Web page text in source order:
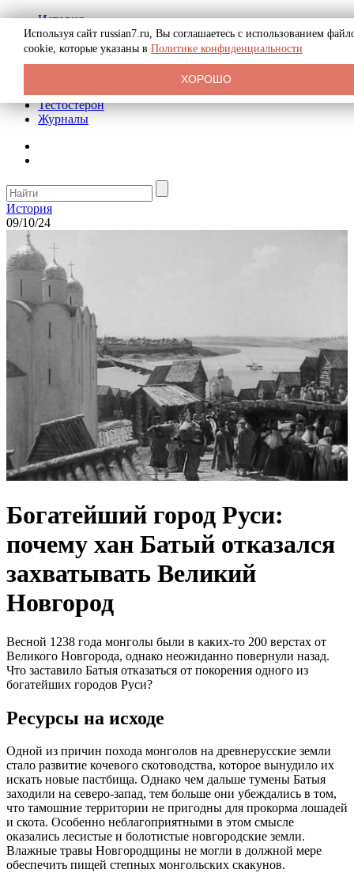
История
Биография
Криминал
Реклама на сайте
Тестостерон
Журналы
История
09/10/24
Богатейший город Руси:
почему хан Батый отказался
захватывать Великий
Новгород
Весной 1238 года монголы были в каких-то 200 верстах от
Великого Новгорода, однако неожиданно повернули назад.
Что заставило Батыя отказаться от покорения одного из
богатейших городов Руси?
Ресурсы на исходе
Одной из причин похода монголов на древнерусские земли
стало развитие кочевого скотоводства, которое вынудило их
искать новые пастбища. Однако чем дальше тумены Батыя
заходили на северо-запад, тем больше они убеждались в том,
что тамошние территории не пригодны для прокорма лошадей
и скота. Особенно неблагоприятными в этом смысле
оказались лесистые и болотистые новгородские земли.
Влажные травы Новгородщины не могли в должной мере
обеспечить пищей степных монгольских скакунов.
Используя сайт russian7.ru, Вы соглашаетесь с использованием
cookie, которые указаны в Политике конфиденциальности
ХОРОШО